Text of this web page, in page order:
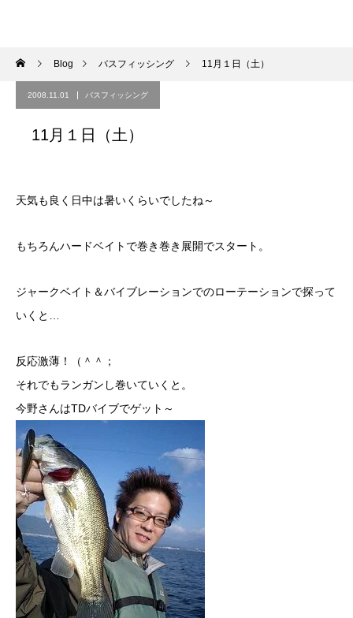
Blog バスフィッシング 11月１日（土）
2008.11.01 バスフィッシング
11月１日（土）
天気も良く日中は暑いくらいでしたね～
もちろんハードベイトで巻き巻き展開でスタート。
ジャークベイト＆バイブレーションでのローテーションで探って
いくと…
反応激薄！（＾＾；
それでもランガンし巻いていくと。
今野さんはTDバイブでゲット～